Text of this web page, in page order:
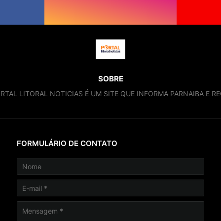
SOBRE
LITORAL NOTICIAS É UM SITE QUE INFORMA PARNAIBA E
FORMULÁRIO DE CONTATO